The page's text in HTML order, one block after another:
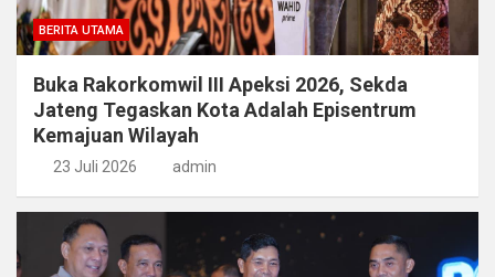
BERITA UTAMA
Buka Rakorkomwil III Apeksi 2026, Sekda
Jateng Tegaskan Kota Adalah Episentrum
Kemajuan Wilayah
23 Juli 2026 admin